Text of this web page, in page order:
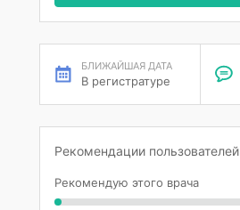
БЛИЖАЙШАЯ ДАТА
В регистратуре
Рекомендации пользователей
Рекомендую этого врача